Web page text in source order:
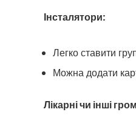
Інсталятори:
Легко ставити
Можна додати
Лікарні чи інші